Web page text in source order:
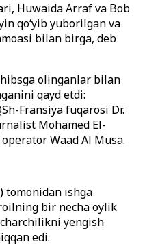
Huwaida Arraf va Bob
qo‘yib yuborilgan va
bilan birga, deb
olinganlar bilan
qayd etdi:
Fransiya fuqarosi Dr.
Mohamed El-
Waad Al Musa.
tomonidan ishga
bir necha oylik
yengish
edi.